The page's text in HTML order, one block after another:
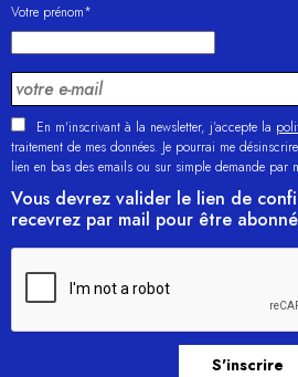
Votre prénom*
En m'inscrivant à la newsletter, j’accepte la
traitement de mes données. Je pourrai me
lien en bas des emails ou sur simple demande par
Vous devrez valider le lien de
recevrez par mail pour être